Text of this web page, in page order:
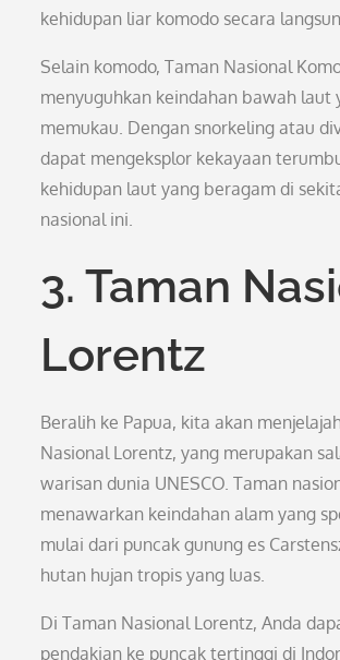
kehidupan liar komodo secara
Selain komodo, Taman Nasional
menyuguhkan keindahan bawah laut
memukau. Dengan snorkeling atau
dapat mengeksplor kekayaan
kehidupan laut yang beragam di
nasional ini.
3. Taman
Lorentz
Beralih ke Papua, kita akan
Nasional Lorentz, yang merupakan
warisan dunia UNESCO. Taman
menawarkan keindahan alam yang
mulai dari puncak gunung es
hutan hujan tropis yang luas.
Di Taman Nasional Lorentz, Anda
pendakian ke puncak tertinggi di